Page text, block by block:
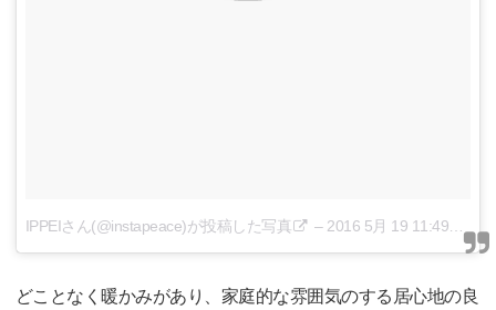
IPPEIさん(@instapeace)が投稿した写真 – 2016 5月 19 11:49午後 PDT
どことなく暖かみがあり、家庭的な雰囲気のする居心地の良